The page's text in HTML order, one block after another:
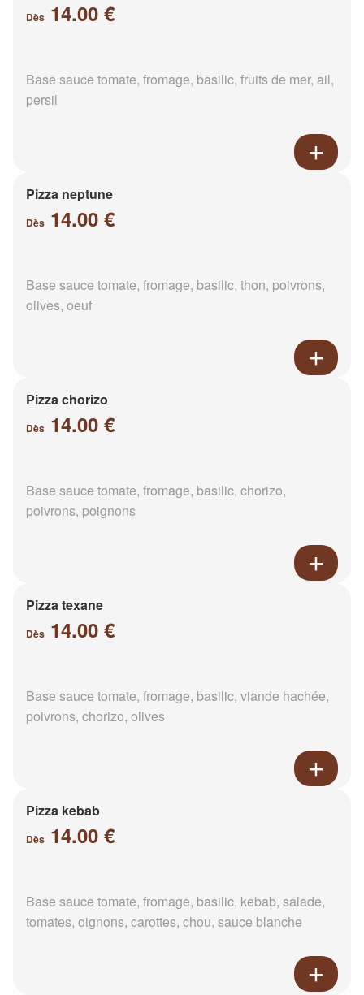
Dès 14.00 €
Base sauce tomate, fromage, basilic, fruits de mer, ail,
persil
Pizza neptune
Dès 14.00 €
Base sauce tomate, fromage, basilic, thon, poivrons,
olives, oeuf
Pizza chorizo
Dès 14.00 €
Base sauce tomate, fromage, basilic, chorizo,
poivrons, poignons
Pizza texane
Dès 14.00 €
Base sauce tomate, fromage, basilic, viande hachée,
poivrons, chorizo, olives
Pizza kebab
Dès 14.00 €
Base sauce tomate, fromage, basilic, kebab, salade,
tomates, oignons, carottes, chou, sauce blanche